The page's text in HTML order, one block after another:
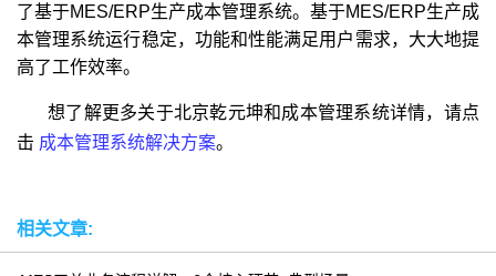
了基于MES/ERP生产成本管理系统。基于MES/ERP生产成
本管理系统运行稳定，功能和性能满足用户需求，大大地提
高了工作效率。
想了解更多关于北京乾元坤和成本管理系统详情，请点
击 成本管理系统解决方案。
相关文章: